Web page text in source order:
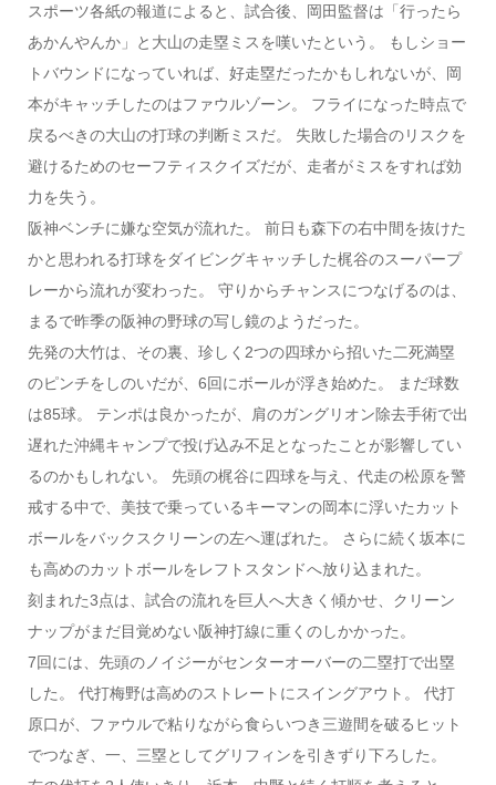
スポーツ各紙の報道によると、試合後、岡田監督は「行ったら
あかんやんか」と大山の走塁ミスを嘆いたという。 もしショー
トバウンドになっていれば、好走塁だったかもしれないが、岡
本がキャッチしたのはファウルゾーン。 フライになった時点で
戻るべきの大山の打球の判断ミスだ。 失敗した場合のリスクを
避けるためのセーフティスクイズだが、走者がミスをすれば効
力を失う。
阪神ベンチに嫌な空気が流れた。 前日も森下の右中間を抜けた
かと思われる打球をダイビングキャッチした梶谷のスーパープ
レーから流れが変わった。 守りからチャンスにつなげるのは、
まるで昨季の阪神の野球の写し鏡のようだった。
先発の大竹は、その裏、珍しく2つの四球から招いた二死満塁
のピンチをしのいだが、6回にボールが浮き始めた。 まだ球数
は85球。 テンポは良かったが、肩のガングリオン除去手術で出
遅れた沖縄キャンプで投げ込み不足となったことが影響してい
るのかもしれない。 先頭の梶谷に四球を与え、代走の松原を警
戒する中で、美技で乗っているキーマンの岡本に浮いたカット
ボールをバックスクリーンの左へ運ばれた。 さらに続く坂本に
も高めのカットボールをレフトスタンドへ放り込まれた。
刻まれた3点は、試合の流れを巨人へ大きく傾かせ、クリーン
ナップがまだ目覚めない阪神打線に重くのしかかった。
7回には、先頭のノイジーがセンターオーバーの二塁打で出塁
した。 代打梅野は高めのストレートにスイングアウト。 代打
原口が、ファウルで粘りながら食らいつき三遊間を破るヒット
でつなぎ、一、三塁としてグリフィンを引きずり下ろした。